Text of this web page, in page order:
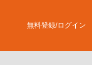
無料登録/ログイン